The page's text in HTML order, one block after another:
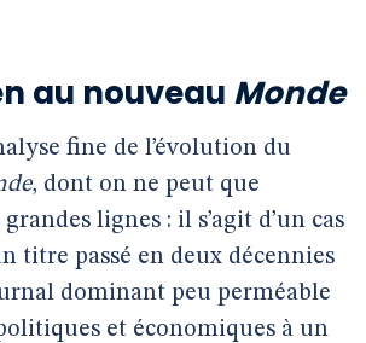
au nouveau Monde
fine de l’évolution du
, dont on ne peut que
lignes : il s’agit d’un cas
titre passé en deux décennies
dominant peu perméable
et économiques à un